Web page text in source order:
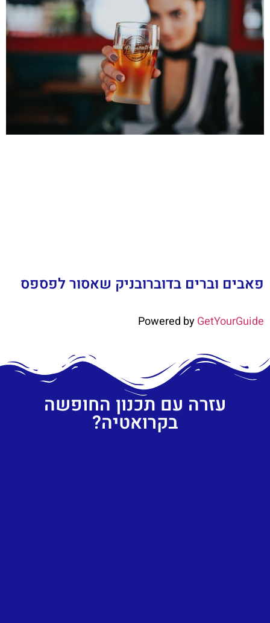
פאבים וברים בדוברובניק שאסור לפספס
Powered byGetYourGuide
עזרה עם תכנון החופשה
בקרואטיה?